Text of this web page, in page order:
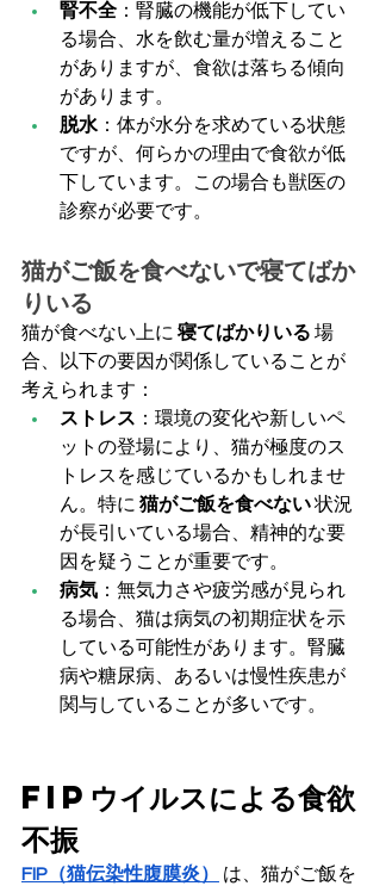
腎不全 ：腎臓の機能が低下してい
る場合、水を飲む量が増えること
がありますが、食欲は落ちる傾向
があります。
脱水：体が水分を求めている状態
ですが、何らかの理由で食欲が低
下しています。この場合も獣医の
診察が必要です。
猫がご飯を食べないで寝てばか
りいる
猫が食べない上に 寝てばかりいる 場
合、以下の要因が関係していることが
考えられます：
ストレス ：環境の変化や新しいペ
ットの登場により、猫が極度のス
トレスを感じているかもしれませ
ん。特に 猫がご飯を食べない 状況
が長引いている場合、精神的な要
因を疑うことが重要です。
病気 ：無気力さや疲労感が見られ
る場合、猫は病気の初期症状を示
している可能性があります。腎臓
病や糖尿病、あるいは慢性疾患が
関与していることが多いです。
FIPウイルスによる食欲
不振
FIP（猫伝染性腹膜炎）
は、猫がご飯を